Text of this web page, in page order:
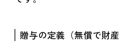
贈与の定義（無償で財産